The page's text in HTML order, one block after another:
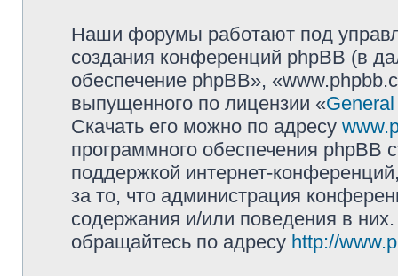
Наши форумы работают под
создания конференций phpBB (в
обеспечение phpBB»,
выпущенного по лицензии «
Скачать его можно по адресу
программного обеспечения phpBB
поддержкой интернет-
за то, что администрация
содержания и/или поведения в
обращайтесь по адресу http://